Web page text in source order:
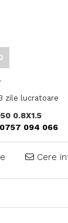
zile lucratoare
0.8X1.5
0757 094 066
Cere